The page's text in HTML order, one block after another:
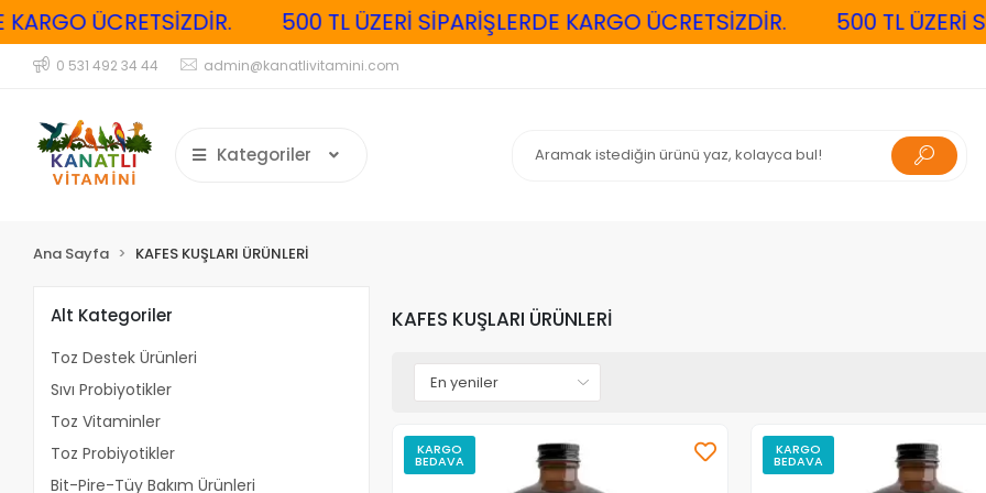
ÜCRETSİZDİR. 500 TL ÜZERİ SİPARİŞLERDE KARGO ÜCRETSİZDİR. 500 TL ÜZERİ
0 531 492 34 44 admin@kanatlivitamini.com
Kategoriler
Ana Sayfa KAFES KUŞLARI ÜRÜNLERİ
Alt Kategoriler
Toz Destek Ürünleri
Sıvı Probiyotikler
Toz Vitaminler
Toz Probiyotikler
Bit-Pire-Tüy Bakım Ürünleri
KAFES KUŞLARI ÜRÜNLERİ
KARGO
BEDAVA
KARGO
BEDAVA